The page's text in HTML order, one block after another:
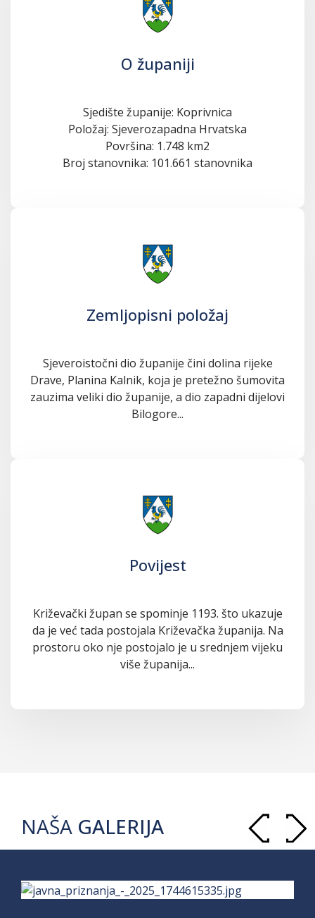
O županiji
Sjedište županije: Koprivnica
Položaj: Sjeverozapadna Hrvatska
Površina: 1.748 km2
Broj stanovnika: 101.661 stanovnika
Zemljopisni položaj
Sjeveroistočni dio županije čini dolina rijeke
Drave, Planina Kalnik, koja je pretežno šumovita
zauzima veliki dio županije, a dio zapadni dijelovi
Bilogore...
Povijest
Križevački župan se spominje 1193. što ukazuje
da je već tada postojala Križevačka županija. Na
prostoru oko nje postojalo je u srednjem vijeku
više županija...
NAŠA GALERIJA